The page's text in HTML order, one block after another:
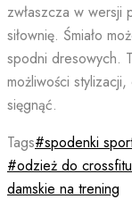
zwłaszcza w wersji
siłownię. Śmiało
spodni dresowych.
możliwości
sięgnąć.
Tags#spodenki
#odzież do
damskie na trening